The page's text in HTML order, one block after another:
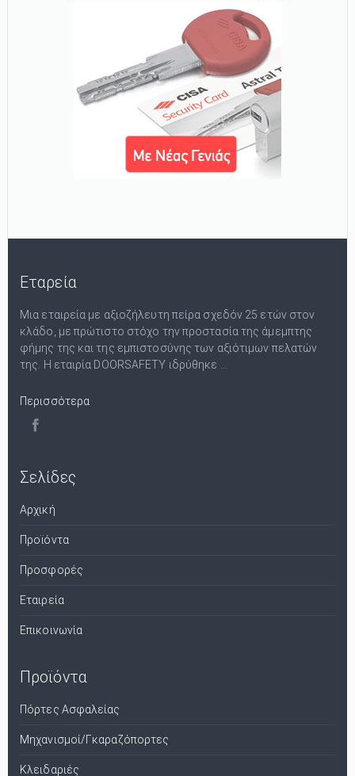
Εταρεία
Μια εταιρεία με αξιοζήλευτη πείρα σχεδόν 25 ετών στον
κλάδο, με πρώτιστο στόχο την προστασία της άμεμπτης
φήμης της και της εμπιστοσύνης των αξιότιμων πελατών
της. Η εταιρία DOORSAFETY ιδρύθηκε ...
Περισσότερα
Σελίδες
Αρχική
Προϊόντα
Προσφορές
Εταιρεία
Επικοινωνία
Προϊόντα
Πόρτες Ασφαλείας
Μηχανισμοί/Γκαραζόπορτες
Κλειδαριές